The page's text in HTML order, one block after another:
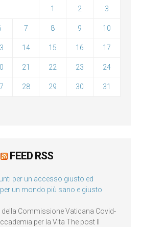
1 2 3
7 8 9 10
14 15 16 17
21 22 23 24
28 29 30 31
FEED RSS
per un accesso giusto ed
un mondo più sano e giusto
Commissione Vaticana Covid-
per la Vita The post Il